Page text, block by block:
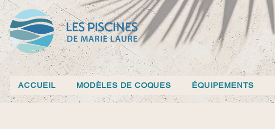
ACCUEIL MODÈLES DE COQUES ÉQUIPEMENTS